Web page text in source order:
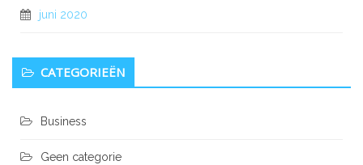
juni 2020
CATEGORIEËN
Business
Geen categorie